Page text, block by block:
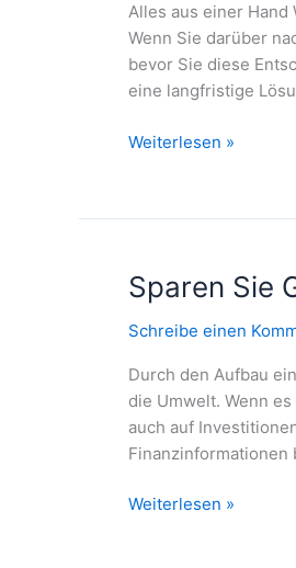
Alles aus einer
Wenn Sie darüber
bevor Sie diese
eine langfristige
Soligy
Energie
einer
Hand
Weiterlesen »
Sparen Sie
Schreibe einen
Durch den Aufbau
die Umwelt. Wenn
auch auf
Finanzinformationen
Sparen
Weiterlesen »